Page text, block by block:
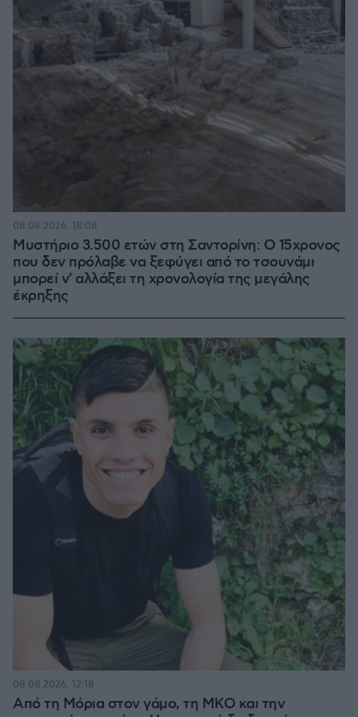
Μυστήριο 3.500 ετών στη Σαντορίνη: Ο 15χρονος
που δεν πρόλαβε να ξεφύγει από το τσουνάμι
μπορεί ν' αλλάξει τη χρονολογία της μεγάλης
έκρηξης
08.08.2026, 18:08
Από τη Μόρια στον γάμο, τη ΜΚΟ και την
08.08.2026, 12:18